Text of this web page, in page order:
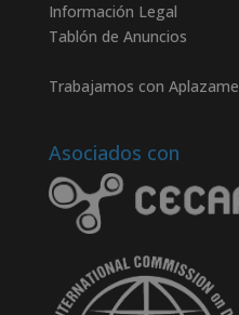
Información Legal
Tablón de Anuncios
Trabajamos con Aplazame
Asociados con